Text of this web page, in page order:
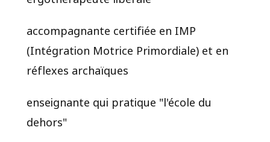
accompagnante certifiée en IMP
(Intégration Motrice Primordiale) et en
réflexes archaïques
enseignante qui pratique "l'école du
dehors"